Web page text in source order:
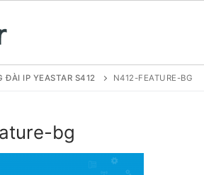
SẢN PHẨM
ĐÀI IP YEASTAR S412 N412-FEATURE-BG
bg